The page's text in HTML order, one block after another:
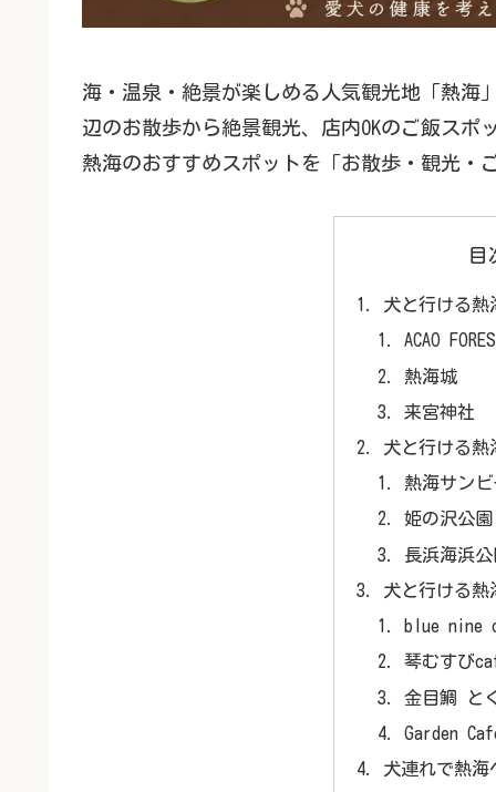
海・温泉・絶景が楽しめる人気観光地「熱海
辺のお散歩から絶景観光、店内OKのご飯ス
熱海のおすすめスポットを「お散歩・観光・
目
犬と行ける熱
ACAO
熱海城
来宮神社
犬と行ける熱
熱海サン
姫の沢公園
長浜海浜
犬と行ける熱
blue nine
琴むすび
金目鯛 と
Garden
犬連れで熱海